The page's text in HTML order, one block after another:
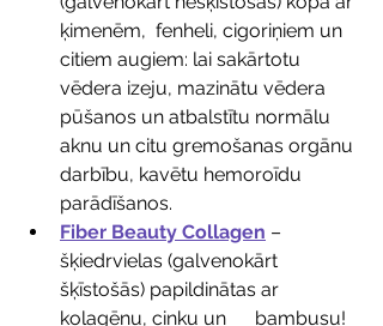
ķimenēm,  fenheli, cigoriņiem un
citiem augiem: lai sakārtotu
vēdera izeju, mazinātu vēdera
pūšanos un atbalstītu normālu
aknu un citu gremošanas orgānu
darbību, kavētu hemoroīdu
parādīšanos.
Fiber Beauty Collagen –
šķiedrvielas (galvenokārt
šķīstošās) papildinātas ar
kolagēnu, cinku un      bambusu!